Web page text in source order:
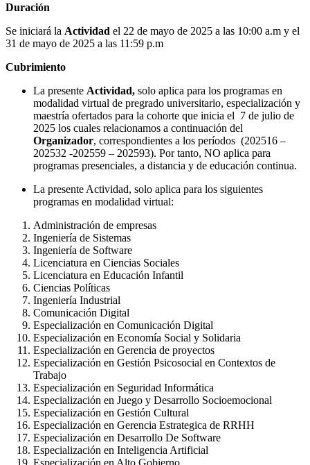
Duración
Se iniciará la Actividad el 22 de mayo de 2025 a las 10:00 a.m y el
31 de mayo de 2025 a las 11:59 p.m
Cubrimiento
La presente Actividad, solo aplica para los programas en
modalidad virtual de pregrado universitario, especialización y
maestría ofertados para la cohorte que inicia el 7 de julio de
2025 los cuales relacionamos a continuación del
Organizador, correspondientes a los períodos (202516 –
202532 -202559 – 202593). Por tanto, NO aplica para
programas presenciales, a distancia y de educación continua.
La presente Actividad, solo aplica para los siguientes
programas en modalidad virtual:
Administración de empresas
Ingeniería de Sistemas
Ingeniería de Software
Licenciatura en Ciencias Sociales
Licenciatura en Educación Infantil
Ciencias Políticas
Ingeniería Industrial
Comunicación Digital
Especialización en Comunicación Digital
Especialización en Economía Social y Solidaria
Especialización en Gerencia de proyectos
Especialización en Gestión Psicosocial en Contextos de
Trabajo
Especialización en Seguridad Informática
Especialización en Juego y Desarrollo Socioemocional
Especialización en Gestión Cultural
Especialización en Gerencia Estrategica de RRHH
Especialización en Desarrollo De Software
Especialización en Inteligencia Artificial
Especialización en Alto Gobierno